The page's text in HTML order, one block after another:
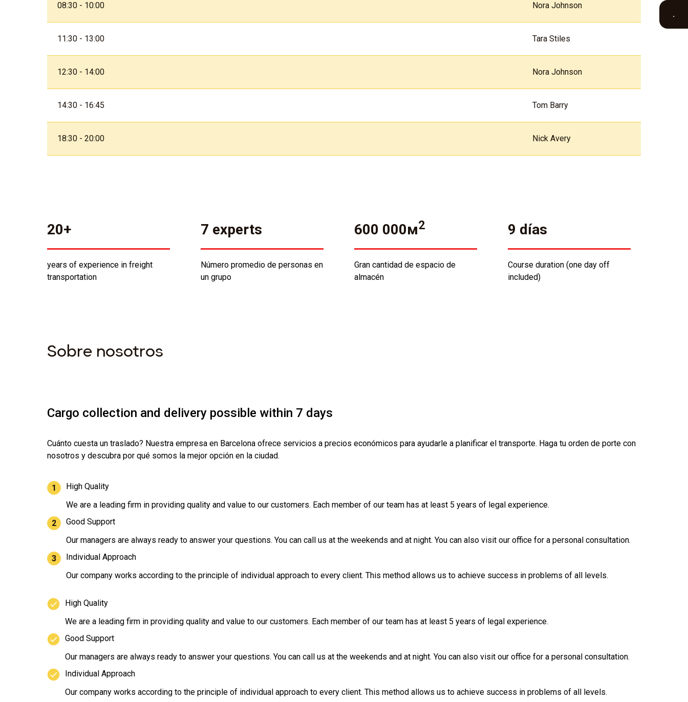
.
08:30 - 10:00 Nora Johnson
11:30 - 13:00 Tara Stiles
12:30 - 14:00 Nora Johnson
14:30 - 16:45 Tom Barry
18:30 - 20:00 Nick Avery
20+
years of experience in freight
transportation
7 experts
Número promedio de personas en
un grupo
600 000м2
Gran cantidad de espacio de
almacén
9 días
Course duration (one day off
included)
Sobre nosotros
Cargo collection and delivery possible within 7 days
Cuánto cuesta un traslado? Nuestra empresa en Barcelona ofrece servicios a precios económicos para ayudarle a planificar el transporte. Haga tu orden de porte con
nosotros y descubra por qué somos la mejor opción en la ciudad.
High Quality
We are a leading firm in providing quality and value to our customers. Each member of our team has at least 5 years of legal experience.
Good Support
Our managers are always ready to answer your questions. You can call us at the weekends and at night. You can also visit our office for a personal consultation.
Individual Approach
Our company works according to the principle of individual approach to every client. This method allows us to achieve success in problems of all levels.
High Quality
We are a leading firm in providing quality and value to our customers. Each member of our team has at least 5 years of legal experience.
Good Support
Our managers are always ready to answer your questions. You can call us at the weekends and at night. You can also visit our office for a personal consultation.
Individual Approach
Our company works according to the principle of individual approach to every client. This method allows us to achieve success in problems of all levels.